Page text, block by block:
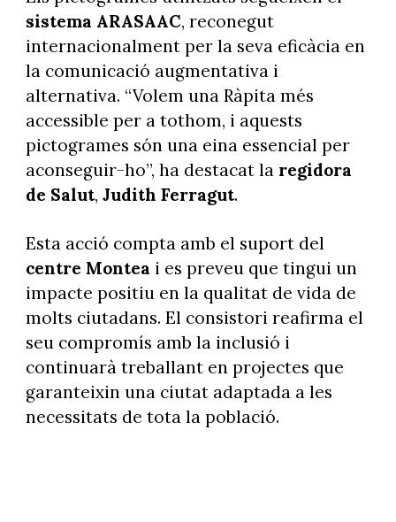
sistema ARASAAC, reconegut
internacionalment per la seva eficàcia en
la comunicació augmentativa i
alternativa. “Volem una Ràpita més
accessible per a tothom, i aquests
pictogrames són una eina essencial per
aconseguir-ho”, ha destacat la regidora
de Salut, Judith Ferragut.
Esta acció compta amb el suport del
centre Montea i es preveu que tingui un
impacte positiu en la qualitat de vida de
molts ciutadans. El consistori reafirma el
seu compromís amb la inclusió i
continuarà treballant en projectes que
garanteixin una ciutat adaptada a les
necessitats de tota la població.